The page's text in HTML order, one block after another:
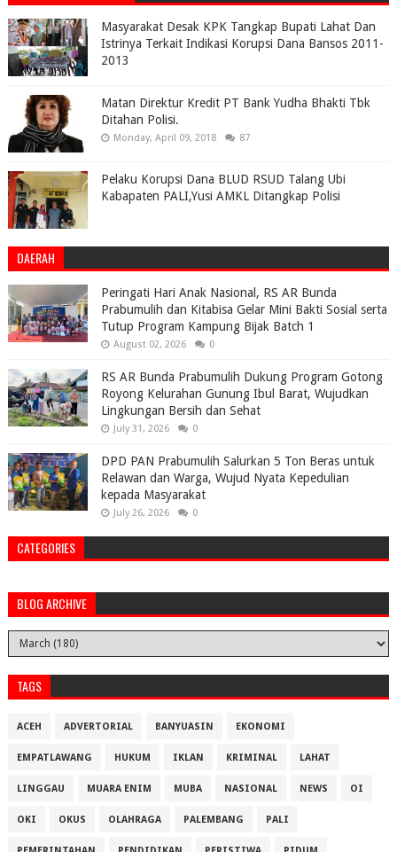
Masyarakat Desak KPK Tangkap Bupati Lahat Dan
Istrinya Terkait Indikasi Korupsi Dana Bansos 2011-
2013
Matan Direktur Kredit PT Bank Yudha Bhakti Tbk
Ditahan Polisi.
Monday, April 09, 2018 87
Pelaku Korupsi Dana BLUD RSUD Talang Ubi
Kabapaten PALI,Yusi AMKL Ditangkap Polisi
DAERAH
Peringati Hari Anak Nasional, RS AR Bunda
Prabumulih dan Kitabisa Gelar Mini Bakti Sosial serta
Tutup Program Kampung Bijak Batch 1
August 02, 2026 0
RS AR Bunda Prabumulih Dukung Program Gotong
Royong Kelurahan Gunung Ibul Barat, Wujudkan
Lingkungan Bersih dan Sehat
July 31, 2026 0
DPD PAN Prabumulih Salurkan 5 Ton Beras untuk
Relawan dan Warga, Wujud Nyata Kepedulian
kepada Masyarakat
July 26, 2026 0
CATEGORIES
BLOG ARCHIVE
TAGS
ACEH ADVERTORIAL BANYUASIN EKONOMI
EMPATLAWANG HUKUM IKLAN KRIMINAL LAHAT
LINGGAU MUARA ENIM MUBA NASIONAL NEWS OI
OKI OKUS OLAHRAGA PALEMBANG PALI